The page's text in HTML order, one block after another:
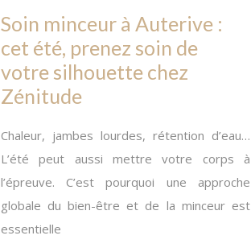
Soin minceur à Auterive :
cet été, prenez soin de
votre silhouette chez
Zénitude
Chaleur, jambes lourdes, rétention d’eau…
L’été peut aussi mettre votre corps à
l’épreuve. C’est pourquoi une approche
globale du bien-être et de la minceur est
essentielle